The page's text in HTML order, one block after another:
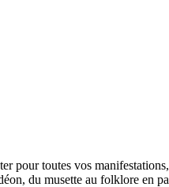
pour toutes vos
du musette au folklore en